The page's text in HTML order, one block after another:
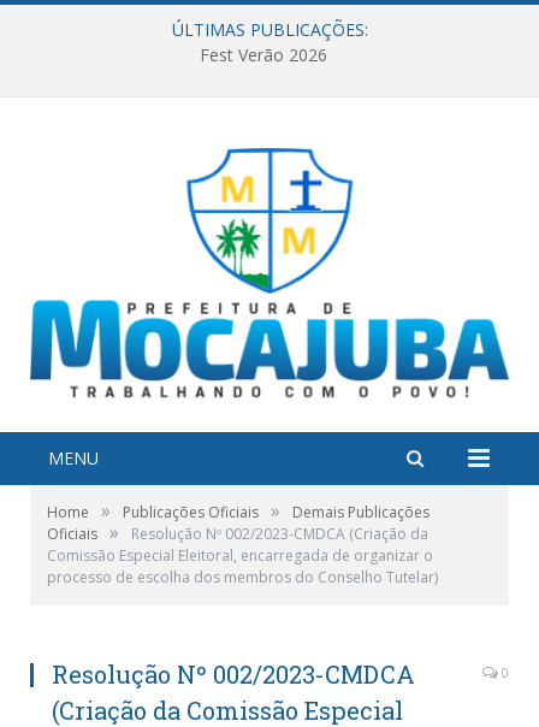
ÚLTIMAS PUBLICAÇÕES:
Fest Verão 2026
MENU
Home » Publicações Oficiais »
Demais Publicações
Oficiais »
Resolução Nº 002/2023-CMDCA (Criação da
Comissão Especial Eleitoral, encarregada de organizar o
processo de escolha dos membros do Conselho Tutelar)
Resolução Nº 002/2023-CMDCA
(Criação da Comissão Especial
0